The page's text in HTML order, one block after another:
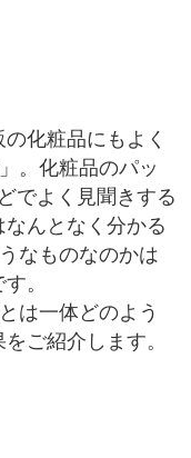
化粧品にもよく
。化粧品のパッ
でよく見聞きする
んとなく分かる
なものなのかは
。
は一体どのよう
ご紹介します。